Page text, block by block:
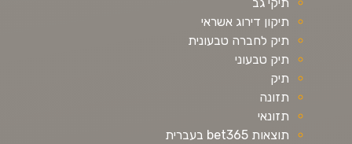
תיקון דירוג אשראי
תיק לחברה טבעונית
תיק טבעוני
תיק
תזונה
תזונאי
תוצאות bet365 בעברית